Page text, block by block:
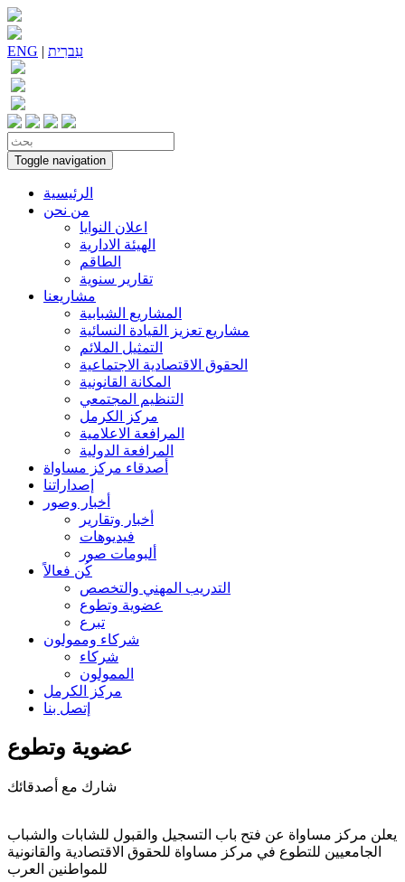
ENG | עִברִית
Toggle navigation
الرئيسية
من نحن
اعلان النوايا
الهيئة الادارية
الطاقم
تقارير سنوية
مشاريعنا
المشاريع الشبابية
مشاريع تعزيز القيادة النسائية
التمثيل الملائم
الحقوق الاقتصادية الاجتماعية
المكانة القانونية
التنظيم المجتمعي
مركز الكرمل
المرافعة الاعلامية
المرافعة الدولية
أصدقاء مركز مساواة
إصداراتنا
أخبار وصور
أخبار وتقارير
فيديوهات
ألبومات صور
كُن فعالاً
التدريب المهني والتخصص
عضوية وتطوع
تبرع
شركاء وممولون
شركاء
الممولون
مركز الكرمل
إتصل بنا
عضوية وتطوع
شارك مع أصدقائك
يعلن مركز مساواة عن فتح باب التسجيل والقبول للشابات والشباب
الجامعيين للتطوع في مركز مساواة للحقوق الاقتصادية والقانونية